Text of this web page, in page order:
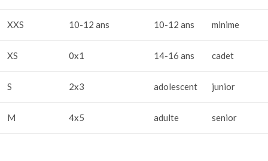
XXS 10-12 ans 10-12 ans minime
XS 0x1 14-16 ans cadet
S 2x3 adolescent junior
M 4x5 adulte senior